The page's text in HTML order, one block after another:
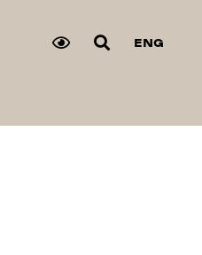
ENG